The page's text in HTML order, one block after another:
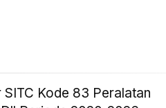
Kode 83 Peralatan